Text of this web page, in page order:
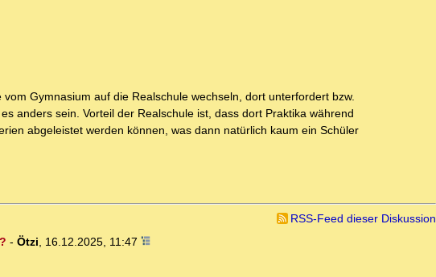
Gymnasium auf die Realschule wechseln, dort unterfordert bzw.
anders sein. Vorteil der Realschule ist, dass dort Praktika während
abgeleistet werden können, was dann natürlich kaum ein Schüler
RSS-Feed dieser Diskussion
- Ötzi, 16.12.2025, 11:47